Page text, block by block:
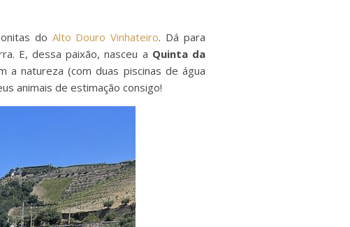
do Alto Douro Vinhateiro. Dá para
E, dessa paixão, nasceu a Quinta da
a natureza (com duas piscinas de água
animais de estimação consigo!